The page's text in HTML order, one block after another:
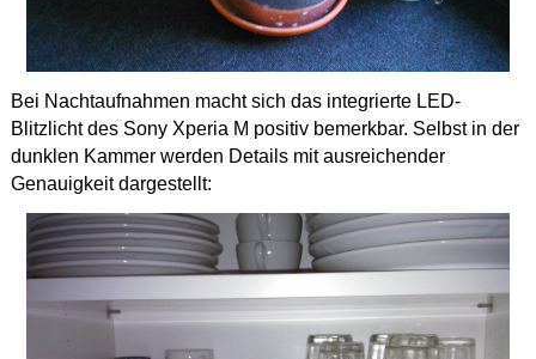
Bei Nachtaufnahmen macht sich das integrierte LED-
Blitzlicht des Sony Xperia M positiv bemerkbar. Selbst in der
dunklen Kammer werden Details mit ausreichender
Genauigkeit dargestellt: